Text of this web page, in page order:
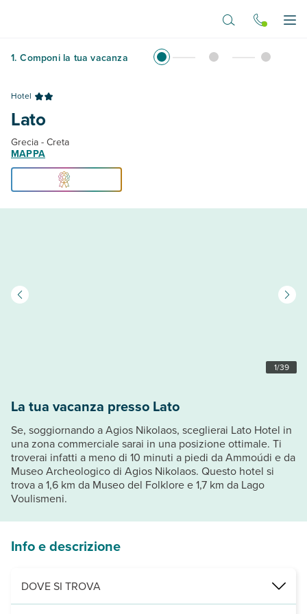
1. Componi la tua vacanza
Hotel
Lato
Grecia - Creta
MAPPA
1/39
La tua vacanza presso Lato
Se, soggiornando a Agios Nikolaos, sceglierai Lato Hotel in
una zona commerciale sarai in una posizione ottimale. Ti
troverai infatti a meno di 10 minuti a piedi da Ammoúdi e da
Museo Archeologico di Agios Nikolaos. Questo hotel si
trova a 1,6 km da Museo del Folklore e 1,7 km da Lago
Voulismeni.
Info e descrizione
DOVE SI TROVA